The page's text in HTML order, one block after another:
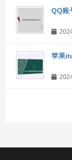
QQ账
苹果